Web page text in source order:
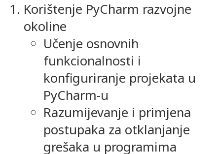
Korištenje PyCharm razvojne
okoline
Učenje osnovnih
funkcionalnosti i
konfiguriranje projekata u
PyCharm-u
Razumijevanje i primjena
postupaka za otklanjanje
grešaka u programima